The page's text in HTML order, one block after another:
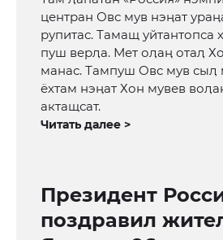
центран Овс мув нэӊат
рупитас. Тамащ уйтантопса
пуш верӆа. Мет оӆаӊ отаӆ
манас. Тампуш Овс мув сыӆ
ёхтам нэӊат Хон мувев
актащсат.
Читать далее >
Президент
поздравил